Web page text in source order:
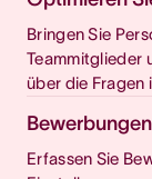
Bringen Sie
Teammitglieder
über die Fragen
Erfassen Sie